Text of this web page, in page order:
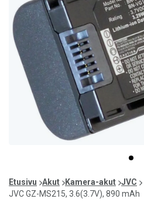
item
0
of
1
Etusivu Akut Kamera-akut JVC
JVC GZ-MS215, 3.6(3.7V), 890 mAh